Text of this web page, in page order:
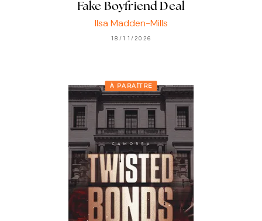
Fake Boyfriend Deal
Ilsa Madden-Mills
18/11/2026
À PARAÎTRE